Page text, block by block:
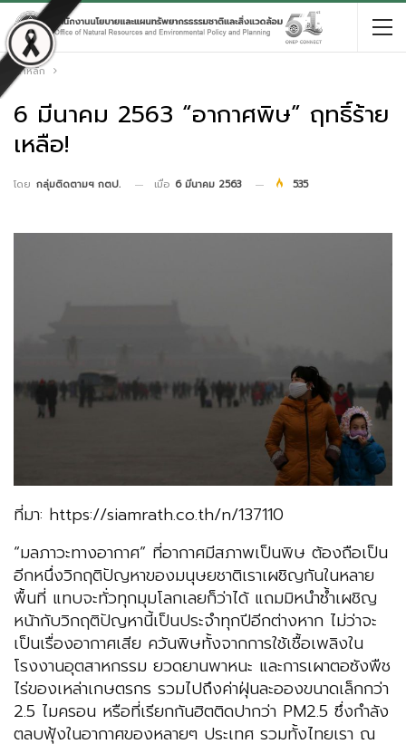
หน้าหลัก
6 มีนาคม 2563 “อากาศพิษ” ฤทธิ์ร้าย
เหลือ!
โดย กลุ่มติดตามฯ กตป. เมื่อ 6 มีนาคม 2563 535
ที่มา: https://siamrath.co.th/n/137110
“มลภาวะทางอากาศ” ที่อากาศมีสภาพเป็นพิษ ต้องถือเป็น
อีกหนึ่งวิกฤติปัญหาของมนุษยชาติเราเผชิญกันในหลาย
พื้นที่ แทบจะทั่วทุกมุมโลกเลยก็ว่าได้ แถมมิหนำซ้ำเผชิญ
หน้ากับวิกฤติปัญหานี้เป็นประจำทุกปีอีกต่างหาก ไม่ว่าจะ
เป็นเรื่องอากาศเสีย ควันพิษทั้งจากการใช้เชื้อเพลิงใน
โรงงานอุตสาหกรรม ยวดยานพาหนะ และการเผาตอซังพืช
ไร่ของเหล่าเกษตรกร รวมไปถึงค่าฝุ่นละอองขนาดเล็กกว่า
2.5 ไมครอน หรือที่เรียกกันฮิตติดปากว่า PM2.5 ซึ่งกำลัง
ตลบฟุ้งในอากาศของหลายๆ ประเทศ รวมทั้งไทยเรา ณ